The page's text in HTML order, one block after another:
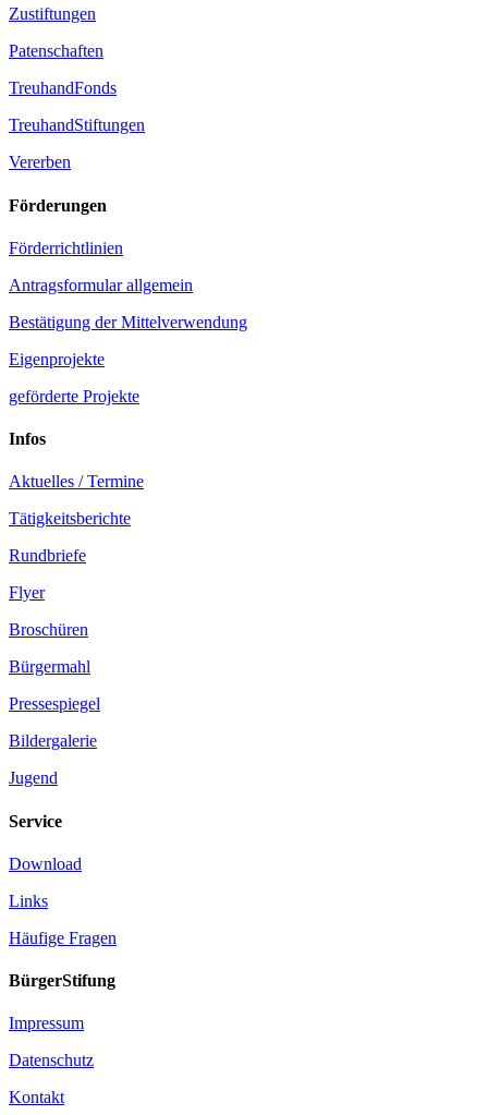
Zustiftungen
Patenschaften
TreuhandFonds
TreuhandStiftungen
Vererben
Förderungen
Förderrichtlinien
Antragsformular allgemein
Bestätigung der Mittelverwendung
Eigenprojekte
geförderte Projekte
Infos
Aktuelles / Termine
Tätigkeitsberichte
Rundbriefe
Flyer
Broschüren
Bürgermahl
Pressespiegel
Bildergalerie
Jugend
Service
Download
Links
Häufige Fragen
BürgerStifung
Impressum
Datenschutz
Kontakt